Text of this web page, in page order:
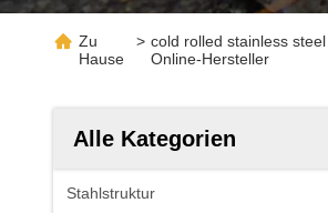
Zu
Hause
> cold rolled stainless
Online-Hersteller
Alle Kategorien
Stahlstruktur